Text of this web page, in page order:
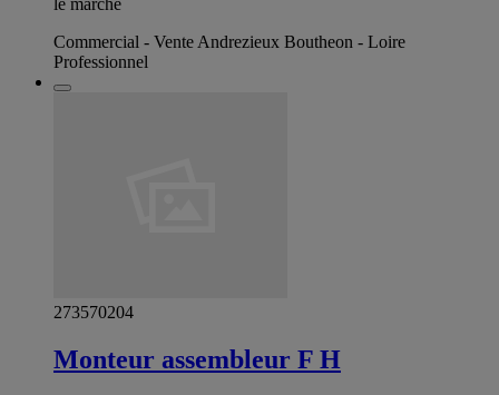
Commercial - Vente Andrezieux Boutheon - Loire
Professionnel
273570204
Monteur assembleur F H